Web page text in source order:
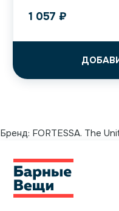
1 057 ₽
Бренд: FORTESSA. The